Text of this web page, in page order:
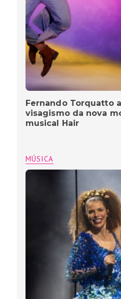
Fernando Torquatto
visagismo da nova
musical Hair
MÚSICA